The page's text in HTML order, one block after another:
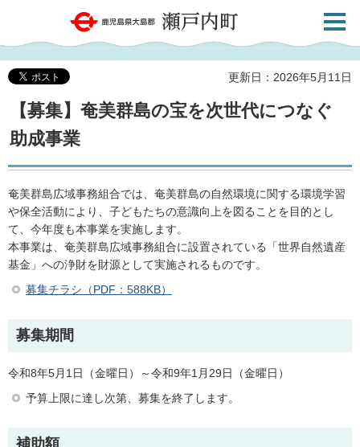
鹿児島県大島郡 瀬戸内町
共通メ
更新日：2026年5月11日
【募集】奄美群島の宝を次世代につなぐ
助成事業
奄美群島広域事務組合では、奄美群島の自然環境に関する環境学習
や保全活動により、子どもたちの意識向上を図ることを目的とし
て、今年度も本事業を実施します。
本事業は、奄美群島広域事務組合に設置されている「世界自然遺産
基金」への浄財を財源として実施されるものです。
募集チラシ（PDF：588KB）
募集期間
令和8年5月1日（金曜日）～令和9年1月29日（金曜日）
予算上限に達し次第、募集を終了します。